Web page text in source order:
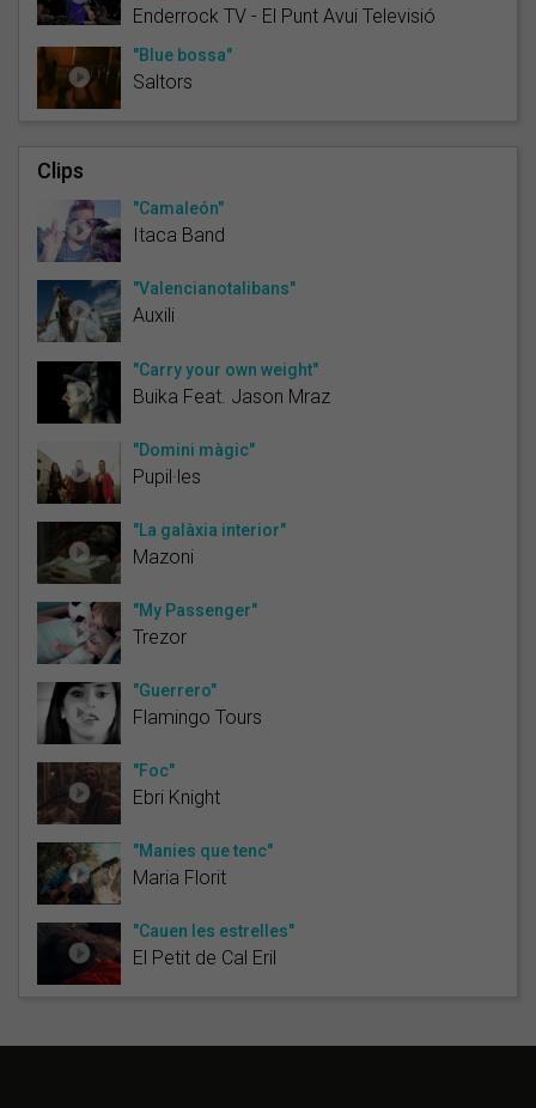
Enderrock TV - El Punt Avui Televisió
"Blue bossa"
Saltors
Clips
"Camaleón"
Itaca Band
"Valencianotalibans"
Auxili
"Carry your own weight"
Buika Feat. Jason Mraz
"Domini màgic"
Pupil·les
"La galàxia interior"
Mazoni
"My Passenger"
Trezor
"Guerrero"
Flamingo Tours
"Foc"
Ebri Knight
"Manies que tenc"
Maria Florit
"Cauen les estrelles"
El Petit de Cal Eril